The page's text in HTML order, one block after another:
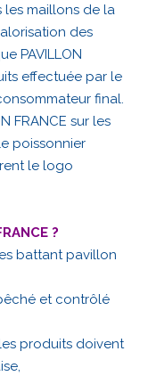
les maillons de la
des
PAVILLON
effectuée par le
final.
FRANCE sur les
poissonnier
le logo
?
battant pavillon
et contrôlé
produits doivent